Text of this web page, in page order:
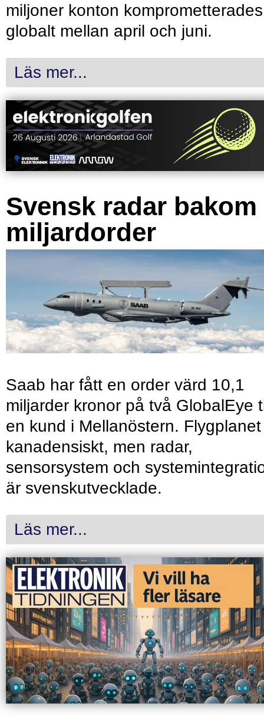
miljoner konton komprometterades
globalt mellan april och juni.
Läs mer...
Svensk radar bakom
miljardorder
Saab har fått en order värd 10,1
miljarder kronor på två GlobalEye
en kund i Mellanöstern.
kanadensiskt, men radar,
sensorsystem och
är svenskutvecklade.
Läs mer...